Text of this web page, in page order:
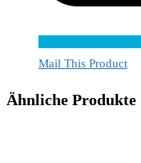
Mail This Product
Ähnliche Produkte